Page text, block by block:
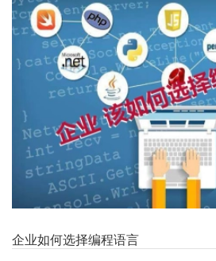
企业如何选择编程语言